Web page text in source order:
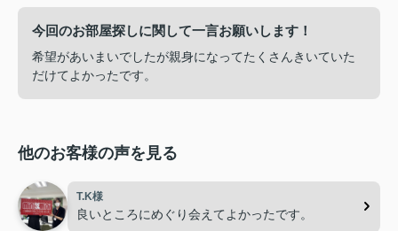
今回のお部屋探しに関して一言お願いします！
希望があいまいでしたが親身になってたくさんきいていた
だけてよかったです。
他のお客様の声を見る
T.K様
良いところにめぐり会えてよかったです。